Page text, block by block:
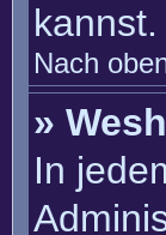
kannst.
Nach
»
In